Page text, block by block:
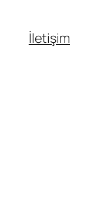
İletişim